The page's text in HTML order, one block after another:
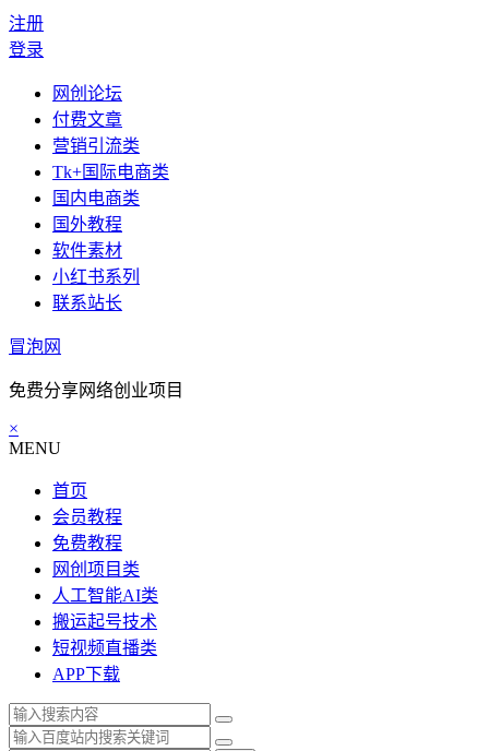
注册
登录
网创论坛
付费文章
营销引流类
Tk+国际电商类
国内电商类
国外教程
软件素材
小红书系列
联系站长
冒泡网
免费分享网络创业项目
×
MENU
首页
会员教程
免费教程
网创项目类
人工智能AI类
搬运起号技术
短视频直播类
APP下载